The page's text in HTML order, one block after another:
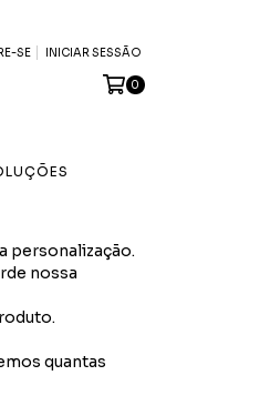
SE INICIAR SESSÃO
0
personalização.
nossa
quantas